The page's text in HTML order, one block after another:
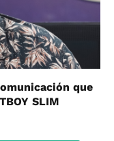
que
SLIM